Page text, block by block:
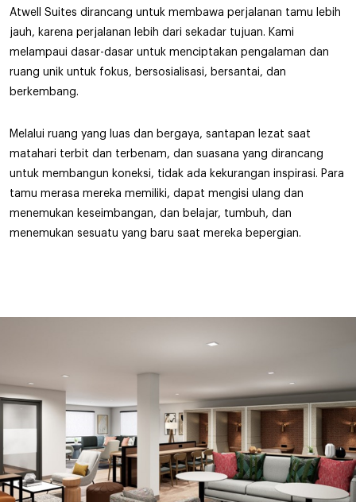
Atwell Suites dirancang untuk membawa perjalanan tamu lebih
jauh, karena perjalanan lebih dari sekadar tujuan. Kami
melampaui dasar-dasar untuk menciptakan pengalaman dan
ruang unik untuk fokus, bersosialisasi, bersantai, dan
berkembang.
Melalui ruang yang luas dan bergaya, santapan lezat saat
matahari terbit dan terbenam, dan suasana yang dirancang
untuk membangun koneksi, tidak ada kekurangan inspirasi. Para
tamu merasa mereka memiliki, dapat mengisi ulang dan
menemukan keseimbangan, dan belajar, tumbuh, dan
menemukan sesuatu yang baru saat mereka bepergian.